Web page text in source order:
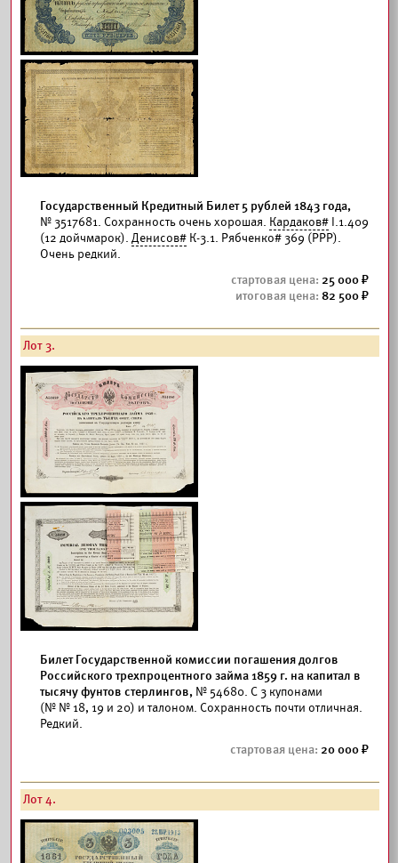
Государственный Кредитный Билет 5 рублей 1843 года,
№ 3517681. Сохранность очень хорошая. Кардаков# I.1.409
(12 дойчмарок). Денисов# К-3.1. Рябченко# 369 (РРР).
Очень редкий.
25 000
82 500
Лот 3.
Билет Государственной комиссии погашения долгов
Российского трехпроцентного займа 1859 г. на капитал в
тысячу фунтов стерлингов, № 54680. С 3 купонами
(№ № 18, 19 и 20) и талоном. Сохранность почти отличная.
Редкий.
20 000
Лот 4.